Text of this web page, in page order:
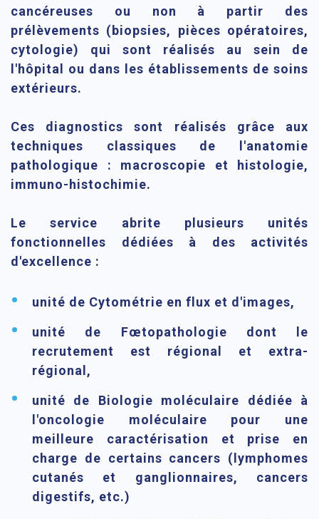
cancéreuses ou non à partir des
prélèvements (biopsies, pièces opératoires,
cytologie) qui sont réalisés au sein de
l'hôpital ou dans les établissements de soins
extérieurs.
Ces diagnostics sont réalisés grâce aux
techniques classiques de l'anatomie
pathologique : macroscopie et histologie,
immuno-histochimie.
Le service abrite plusieurs unités
fonctionnelles dédiées à des activités
d'excellence :
unité de Cytométrie en flux et d'images,
unité de Fœtopathologie dont le
recrutement est régional et extra-
régional,
unité de Biologie moléculaire dédiée à
l'oncologie moléculaire pour une
meilleure caractérisation et prise en
charge de certains cancers (lymphomes
cutanés et ganglionnaires, cancers
digestifs, etc.)